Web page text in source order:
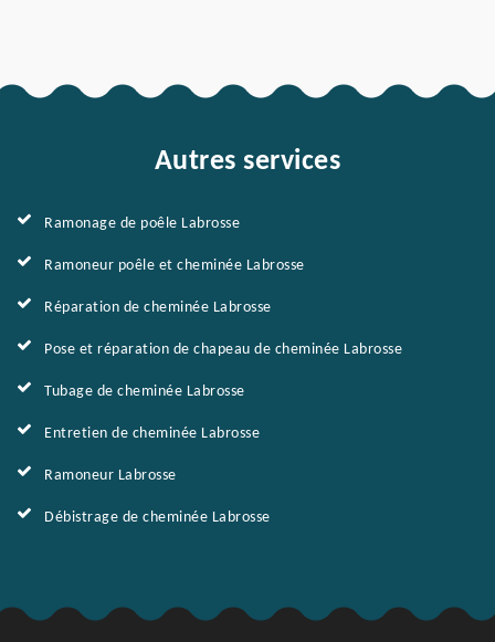
Autres services
Ramonage de poêle Labrosse
Ramoneur poêle et cheminée Labrosse
Réparation de cheminée Labrosse
Pose et réparation de chapeau de cheminée Labrosse
Tubage de cheminée Labrosse
Entretien de cheminée Labrosse
Ramoneur Labrosse
Débistrage de cheminée Labrosse